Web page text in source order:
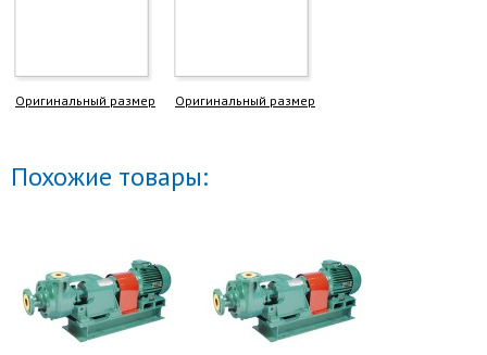
Оригинальный размер Оригинальный размер
Похожие товары: